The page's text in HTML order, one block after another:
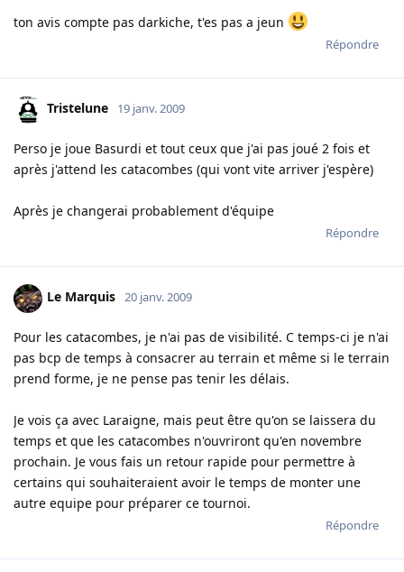
ton avis compte pas darkiche, t'es pas a jeun
Répondre
Tristelune 19 janv. 2009
Perso je joue Basurdi et tout ceux que j'ai pas joué 2 fois et
après j'attend les catacombes (qui vont vite arriver j'espère)
Après je changerai probablement d'équipe
Répondre
Le Marquis 20 janv. 2009
Pour les catacombes, je n'ai pas de visibilité. C temps-ci je n'ai
pas bcp de temps à consacrer au terrain et même si le terrain
prend forme, je ne pense pas tenir les délais.
Je vois ça avec Laraigne, mais peut être qu'on se laissera du
temps et que les catacombes n'ouvriront qu'en novembre
prochain. Je vous fais un retour rapide pour permettre à
certains qui souhaiteraient avoir le temps de monter une
autre equipe pour préparer ce tournoi.
Répondre